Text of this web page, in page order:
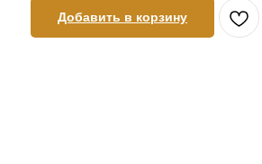
Добавить в корзину